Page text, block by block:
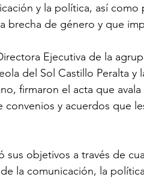
y la política, así
brecha de género y que
Ejecutiva de la
del Sol Castillo Peralta y
firmaron el acta que
y acuerdos que
sus objetivos a través de
la comunicación, la